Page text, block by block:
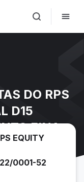
DO RPS
D15
FINA -
EQUITY
0001-52